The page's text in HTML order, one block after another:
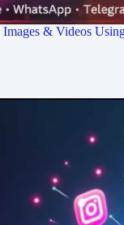
& Videos